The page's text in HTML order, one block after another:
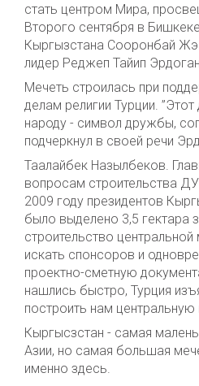
стать центром Мира,
Второго сентября в
Кыргызстана Сооронбай
лидер Реджеп Тайип Эрдоган.
Мечеть строилась при
делам религии Турции. ”Этот
народу - символ дружбы,
подчеркнул в своей речи
Таалайбек Назылбеков.
вопросам строительства
2009 году президентов
было выделено 3,5 гектара
строительство
искать спонсоров и
проектно-сметную
нашлись быстро, Турция
построить нам центральную
Кыргысзстан - самая
Азии, но самая большая
именно здесь.